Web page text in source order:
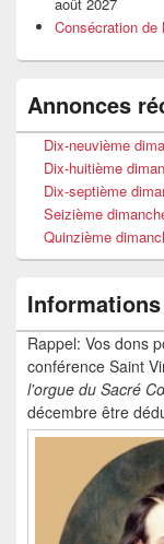
Consécration de
Annonces
Dix-neuvième
Dix-huitième
Dix-septième
Seizième
Quinzième
Informations
Rappel: Vos dons
conférence Saint
l'orgue du Sacré
décembre être